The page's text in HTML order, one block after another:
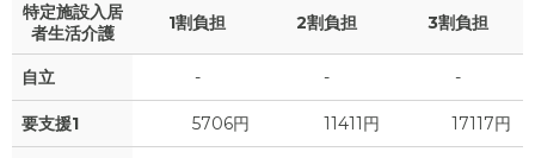
特定施設入居
者生活介護
1割負担 2割負担 3割負担
自立 - - -
要支援1 5706円 11411円 17117円